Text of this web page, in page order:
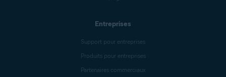
Entreprises
Support pour entreprises
Produits pour entreprises
Partenaires commerciaux